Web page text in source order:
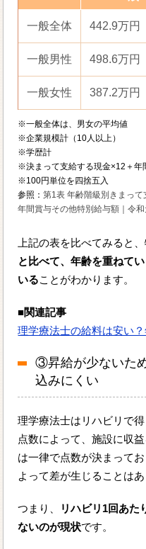
一般全体 442.9万円
一般男性 498.6万円
一般女性 387.2万円
※一般全体は、男女の平均値
※企業規模計（10人以上）
※学歴計
※決まって支給する現金×12＋年
※100円単位を四捨五入
参照：第1表 年齢階級別きまっ
年間賞与その他特別給与額｜令
上記の表を比べてみると
と比べて、年齢を重ねて
いることがわかります。
■関連記事
理学療法士の給料は安い
③昇給が少ないた
込みにくい
理学療法士はリハビリで
点数によって、施設に収
は一律で点数が決まって
よって差が生じることはあ
つまり、
リハビリ1回あた
ないのが現状です。